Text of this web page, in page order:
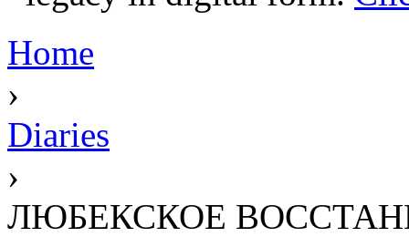
Home
›
Diaries
›
ЛЮБЕКСКОЕ